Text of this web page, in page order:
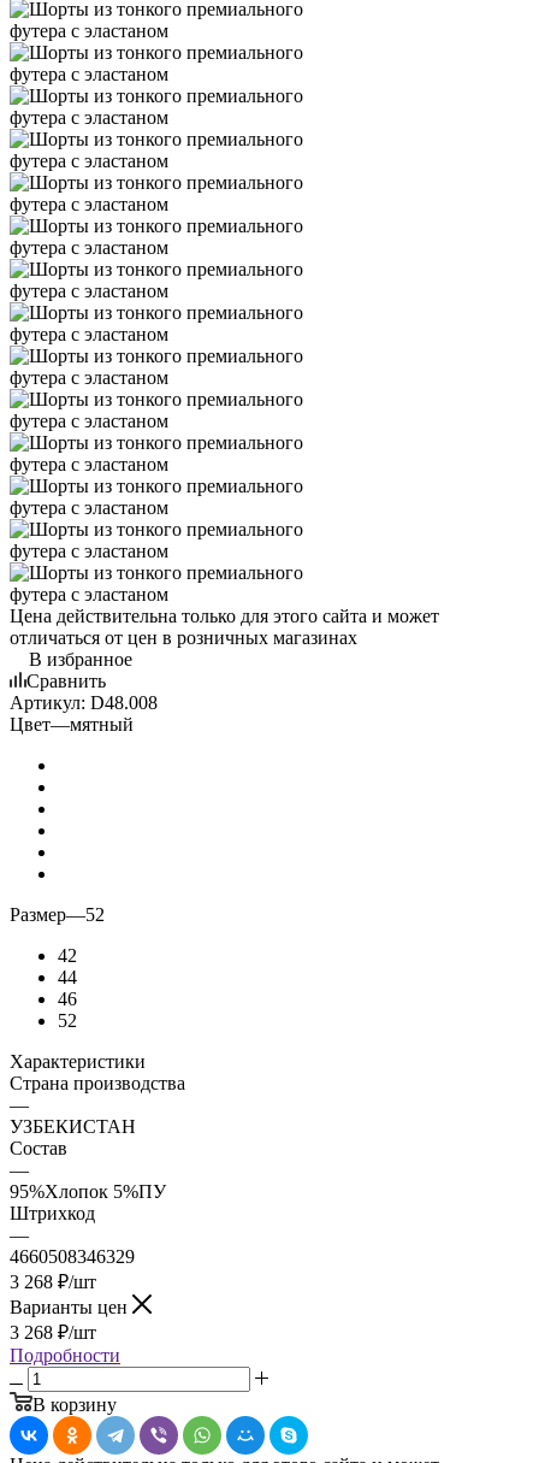
Цена действительна только для этого сайта и может
отличаться от цен в розничных магазинах
В избранное
Сравнить
Артикул: D48.008
Цвет—мятный
Размер—52
42
44
46
52
Характеристики
Страна производства
—
УЗБЕКИСТАН
Состав
—
95%Хлопок 5%ПУ
Штрихкод
—
4660508346329
3 268 ₽/шт
Варианты цен
3 268 ₽/шт
Подробности
В корзину